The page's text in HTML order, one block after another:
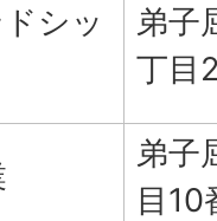
シッ
弟子
丁目
弟子
目10